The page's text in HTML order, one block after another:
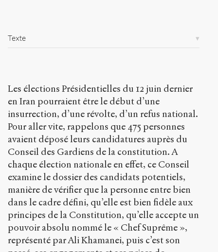
Accéder
à la
Texte
Les élections Présidentielles du 12 juin dernier
en Iran pourraient être le début d’une
insurrection, d’une révolte, d’un refus national.
Pour aller vite, rappelons que 475 personnes
avaient déposé leurs candidatures auprès du
Conseil des Gardiens de la constitution. A
chaque élection nationale en effet, ce Conseil
examine le dossier des candidats potentiels,
manière de vérifier que la personne entre bien
dans le cadre défini, qu’elle est bien fidèle aux
principes de la Constitution, qu’elle accepte un
pouvoir absolu nommé le « Chef Suprême »,
représenté par Ali Khamanei, puis c’est son